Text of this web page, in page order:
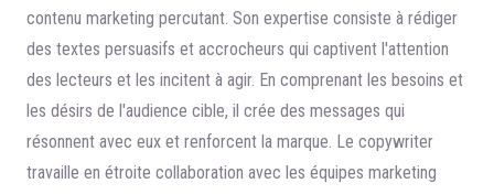
contenu marketing percutant. Son expertise consiste à rédiger
des textes persuasifs et accrocheurs qui captivent l'attention
des lecteurs et les incitent à agir. En comprenant les besoins et
les désirs de l'audience cible, il crée des messages qui
résonnent avec eux et renforcent la marque. Le copywriter
travaille en étroite collaboration avec les équipes marketing